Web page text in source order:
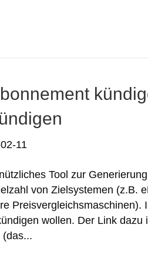
11
Tool zur
von Zielsystemen (z.B.
Preisvergleichsmaschinen).
wollen. Der Link dazu
(das...